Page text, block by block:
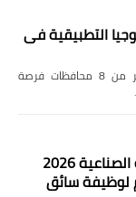
التطبيقية فى
وظائف خالية بمدارس التكنولوجيا التطبيقية فى اكثر من 8 محافظات فرصة
وظائف الهيئة العامة للتنمية الصناعية 2026
لوظيفة سائق